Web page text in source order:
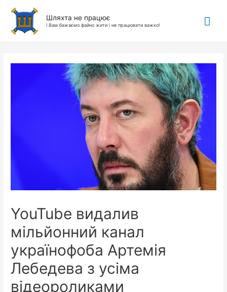
Шляхта не працює
І Вам бажаємо файно жити і не працювати важко!
YouTube видалив
мільйонний канал
українофоба Артемія
Лебедева з усіма
відеороликами